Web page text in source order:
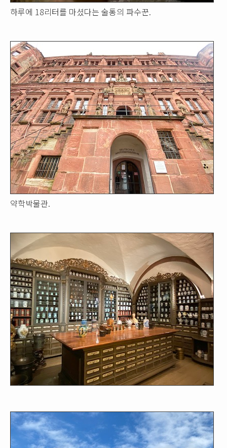
하루에 18리터를 마셨다는 술통의 파수꾼.
약학박물관.